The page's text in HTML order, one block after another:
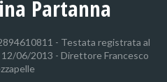
Partanna
- Testata registrata al
06/2013 - Direttore Francesco